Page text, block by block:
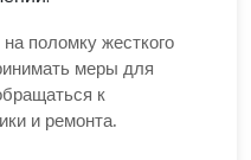
поломку жесткого
меры для
к
и ремонта.